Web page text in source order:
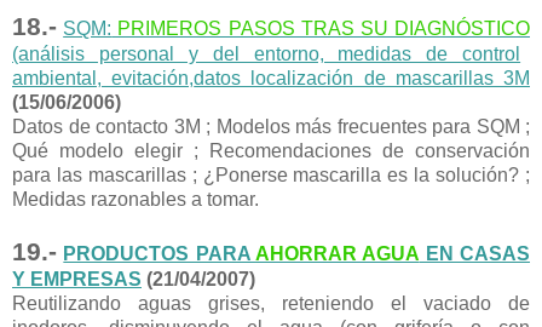
18.- SQM: PRIMEROS PASOS TRAS SU DIAGNÓSTICO
(análisis personal y del entorno, medidas de control
ambiental, evitación,datos localización de mascarillas 3M
(15/06/2006)
Datos de contacto 3M ; Modelos más frecuentes para SQM ;
Qué modelo elegir ; Recomendaciones de conservación
para las mascarillas ; ¿Ponerse mascarilla es la solución? ;
Medidas razonables a tomar.
19.- PRODUCTOS PARAAHORRAR AGUA EN CASAS
Y EMPRESAS (21/04/2007)
Reutilizando aguas grises, reteniendo el vaciado de